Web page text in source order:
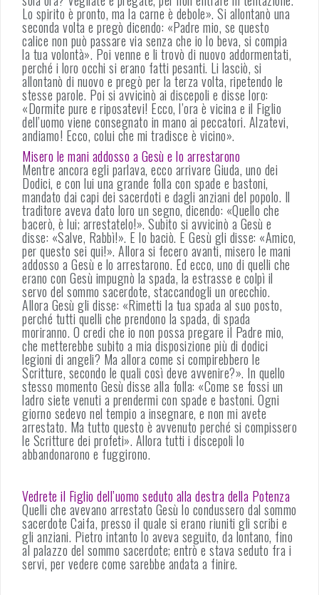
Lo spirito è pronto, ma la carne è debole». Si allontanò una
seconda volta e pregò dicendo: «Padre mio, se questo
calice non può passare via senza che io lo beva, si compia
la tua volontà». Poi venne e li trovò di nuovo addormentati,
perché i loro occhi si erano fatti pesanti. Li lasciò, si
allontanò di nuovo e pregò per la terza volta, ripetendo le
stesse parole. Poi si avvicinò ai discepoli e disse loro:
«Dormite pure e riposatevi! Ecco, l’ora è vicina e il Figlio
dell’uomo viene consegnato in mano ai peccatori. Alzatevi,
andiamo! Ecco, colui che mi tradisce è vicino».
Misero le mani addosso a Gesù e lo arrestarono
Mentre ancora egli parlava, ecco arrivare Giuda, uno dei
Dodici, e con lui una grande folla con spade e bastoni,
mandato dai capi dei sacerdoti e dagli anziani del popolo. Il
traditore aveva dato loro un segno, dicendo: «Quello che
bacerò, è lui; arrestatelo!». Subito si avvicinò a Gesù e
disse: «Salve, Rabbì!». E lo baciò. E Gesù gli disse: «Amico,
per questo sei qui!». Allora si fecero avanti, misero le mani
addosso a Gesù e lo arrestarono. Ed ecco, uno di quelli che
erano con Gesù impugnò la spada, la estrasse e colpì il
servo del sommo sacerdote, staccandogli un orecchio.
Allora Gesù gli disse: «Rimetti la tua spada al suo posto,
perché tutti quelli che prendono la spada, di spada
moriranno. O credi che io non possa pregare il Padre mio,
che metterebbe subito a mia disposizione più di dodici
legioni di angeli? Ma allora come si compirebbero le
Scritture, secondo le quali così deve avvenire?». In quello
stesso momento Gesù disse alla folla: «Come se fossi un
ladro siete venuti a prendermi con spade e bastoni. Ogni
giorno sedevo nel tempio a insegnare, e non mi avete
arrestato. Ma tutto questo è avvenuto perché si compissero
le Scritture dei profeti». Allora tutti i discepoli lo
abbandonarono e fuggirono.
Vedrete il Figlio dell’uomo seduto alla destra della Potenza
Quelli che avevano arrestato Gesù lo condussero dal sommo
sacerdote Caifa, presso il quale si erano riuniti gli scribi e
gli anziani. Pietro intanto lo aveva seguito, da lontano, fino
al palazzo del sommo sacerdote; entrò e stava seduto fra i
servi, per vedere come sarebbe andata a finire.